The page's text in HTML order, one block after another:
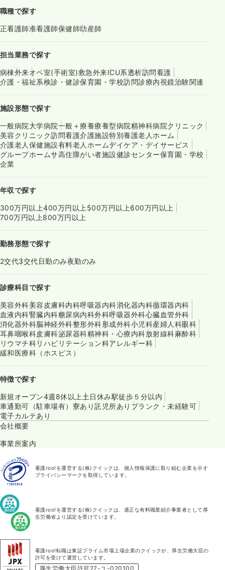
職種で探す
正看護師准看護師保健師助産師
担当業務で探す
病棟外来オペ室(手術室)救急外来ICU系透析訪問看護
介護・福祉系検診・健診保育園・学校訪問診療内視鏡治験関連
施設形態で探す
一般病院大学病院一般＋療養療養型病院精神科病院クリニック
美容クリニック訪問看護介護施設特別養護老人ホーム
介護老人保健施設有料老人ホームデイケア・デイサービス
グループホームサ高住障がい者施設健診センター保育園・学校
企業
年収で探す
300万円以上400万円以上 500万円以上600万円以上
700万円以上800万円以上
勤務形態で探す
2交代3交代日勤のみ夜勤のみ
診療科目で探す
美容外科美容皮膚科内科呼吸器内科消化器内科循環器内科
血液内科腎臓内科糖尿病内科外科呼吸器外科心臓血管外科
消化器外科脳神経外科整形外科形成外科小児科産婦人科眼科
耳鼻咽喉科皮膚科泌尿器科精神科・心療内科放射線科麻酔科
リウマチ科リハビリテーション科アレルギー科
緩和医療科（ホスピス）
特徴で探す
新規オープン4週8休以上 土日休み駅徒歩５分以内
車通勤可（駐車場有） 寮あり託児所あり ブランク・未経験可
電子カルテあり
会社概要
事業所案内
看護roo!を運営する(株)クイックは、個人情報保護に取り組む企業を示す
プライバシーマークを取得しています。
看護roo!を運営する(株)クイックは、適正な有料職業紹介事業者として厚
生労働省より認定を受けています。
看護roo!転職は東証プライム市場上場企業のクイックが、厚生労働大臣の
許可を受けて運営しています。
厚生労働大臣許可27-ユ-020100